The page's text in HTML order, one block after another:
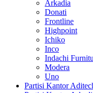
Arkadia
Donati
Frontline
Highpoint
Ichiko
Inco
Indachi
Modera
Uno
Partisi Kantor